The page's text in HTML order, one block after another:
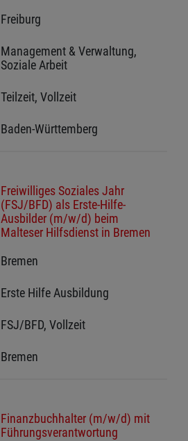
Freiburg
Management & Verwaltung,
Soziale Arbeit
Teilzeit, Vollzeit
Baden-Württemberg
Freiwilliges Soziales Jahr
(FSJ/BFD) als Erste-Hilfe-
Ausbilder (m/w/d) beim
Malteser Hilfsdienst in Bremen
Bremen
Erste Hilfe Ausbildung
FSJ/BFD, Vollzeit
Bremen
Finanzbuchhalter (m/w/d) mit
Führungsverantwortung